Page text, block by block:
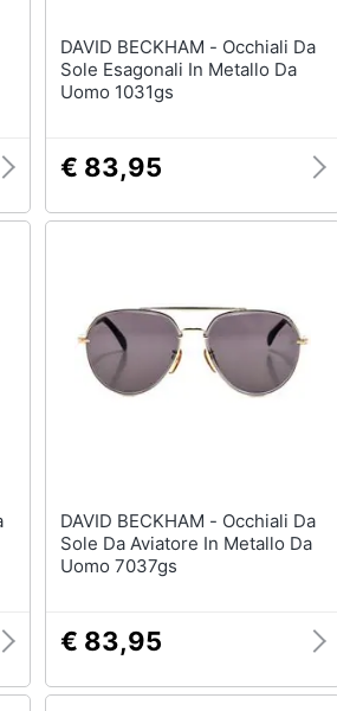
DAVID BECKHAM - Occhiali Da
Sole Esagonali In Metallo Da
Uomo 1031gs
€ 83,95
DAVID BECKHAM - Occhiali Da
Sole Da Aviatore In Metallo Da
Uomo 7037gs
€ 83,95